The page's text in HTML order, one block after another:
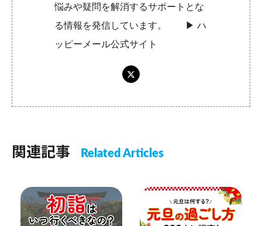
悩みや疑問を解消するサポートとな
る情報を発信しています。 ▶︎ハ
ッピーメール公式サイト
関連記事 Related Articles